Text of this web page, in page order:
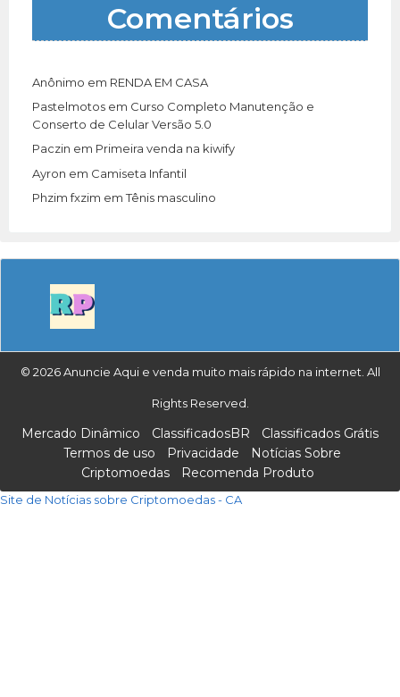
Comentários
Anônimo em RENDA EM CASA
Pastelmotos em Curso Completo Manutenção e
Conserto de Celular Versão 5.0
Paczin em Primeira venda na kiwify
Ayron em Camiseta Infantil
Phzim fxzim emTênis masculino
© 2026 Anuncie Aqui e venda muito mais rápido na internet. All
Rights Reserved.
Mercado Dinâmico ClassificadosBR
Classificados Grátis
Termos de uso
Privacidade
Notícias Sobre
Criptomoedas
Recomenda Produto
Site de Notícias sobre Criptomoedas - CA